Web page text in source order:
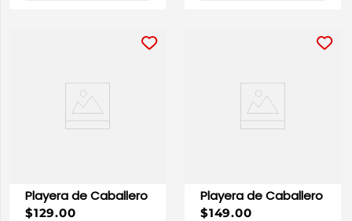
Playera de Caballero
$129.00
Playera de Caballero
$149.00